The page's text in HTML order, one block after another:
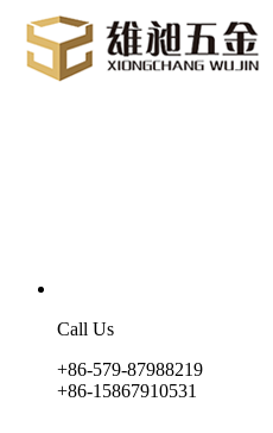
Call Us
+86-579-87988219
+86-15867910531